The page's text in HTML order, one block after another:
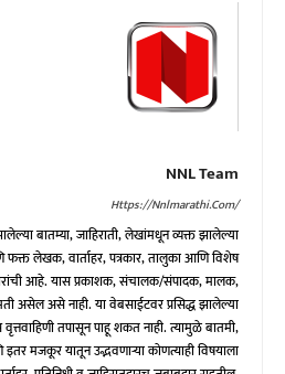
NNL Team
Https://nnlmarathi.com/
बातम्या, जाहिराती, लेखांमधून व्यक्त झालेल्या
फक्त लेखक, वार्ताहर, पत्रकार, तालुका आणि विशेष
आहे. यास प्रकाशक, संचालक/संपादक, मालक,
असेल असे नाही. या वेबसाईटवर प्रसिद्ध झालेल्या
तपासून पाहू शकत नाही. त्यामुळे बातमी,
मजकूर यातून उद्भवणाऱ्या कोणत्याही विषयाला